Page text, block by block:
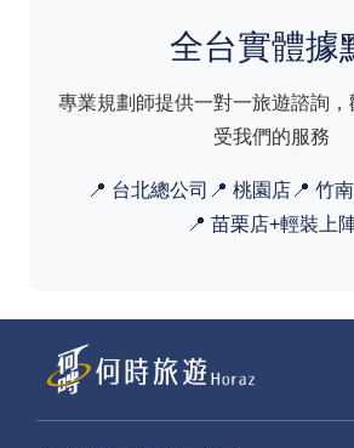
全台實體據
專業規劃師提供一對一旅遊諮詢
受我們的服務
📍 台北總公司 📍 桃園店 📍 竹
📍 苗栗店+輕裝上